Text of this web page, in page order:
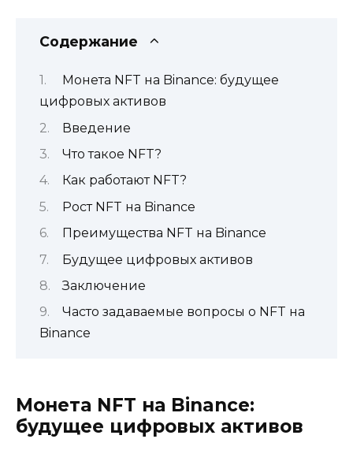
Содержание
Монета NFT на Binance: будущее
цифровых активов
Введение
Что такое NFT?
Как работают NFT?
Рост NFT на Binance
Преимущества NFT на Binance
Будущее цифровых активов
Заключение
Часто задаваемые вопросы о NFT на
Binance
Монета NFT на Binance:
будущее цифровых активов